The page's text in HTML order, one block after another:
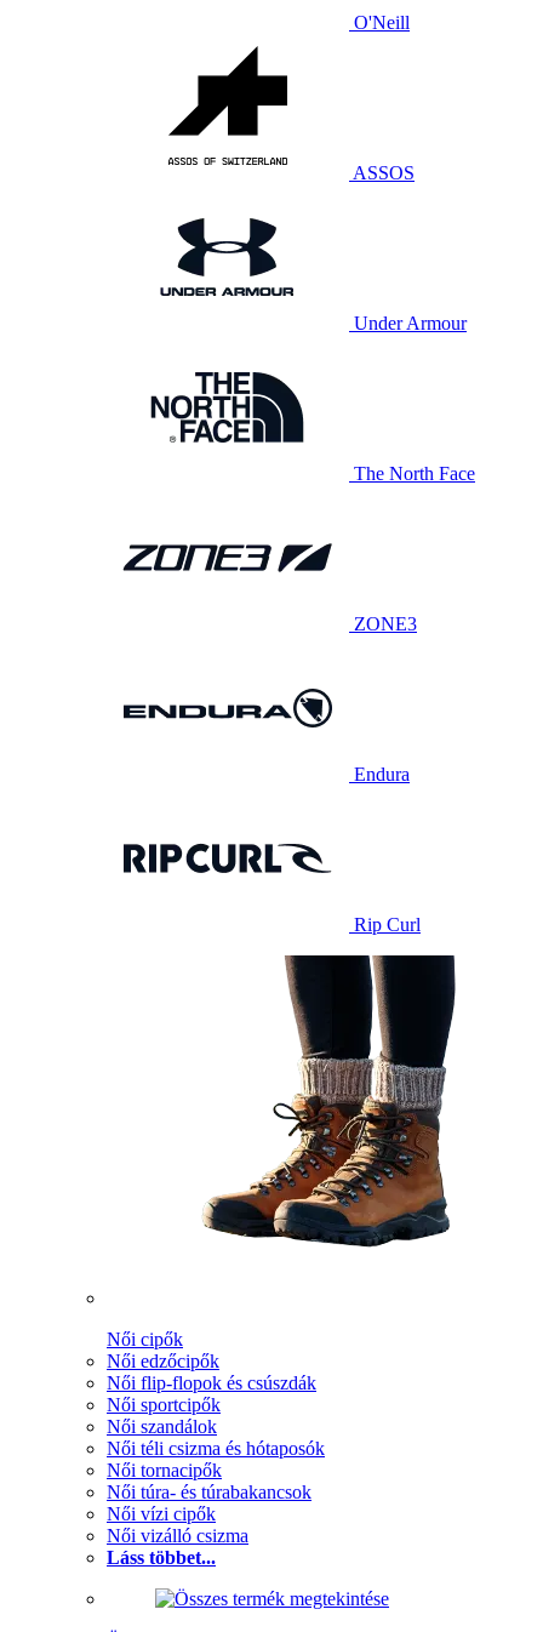
O'Neill
ASSOS
Under Armour
The North Face
ZONE3
Endura
Rip Curl
Női cipők
Női edzőcipők
Női flip-flopok és csúszdák
Női sportcipők
Női szandálok
Női téli csizma és hótaposók
Női tornacipők
Női túra- és túrabakancsok
Női vízi cipők
Női vizálló csizma
Láss többet...